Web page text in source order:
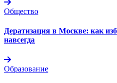
Общество
Дератизация в Москве: как
навсегда
Образование